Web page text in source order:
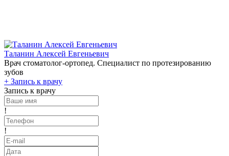
Таланин Алексей Евгеньевич
Врач стоматолог-ортопед. Специалист по протезированию
зубов
+ Запись к врачу
Запись к врачу
!
!